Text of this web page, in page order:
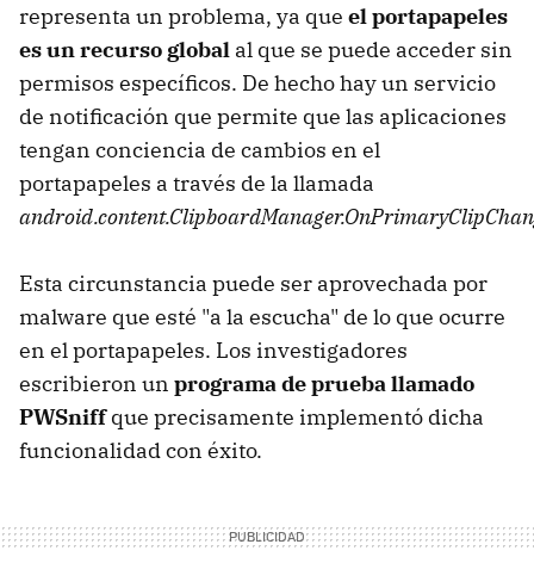
representa un problema, ya que el portapapeles
es un recurso global al que se puede acceder sin
permisos específicos. De hecho hay un servicio
de notificación que permite que las aplicaciones
tengan conciencia de cambios en el
portapapeles a través de la llamada
Esta circunstancia puede ser aprovechada por
malware que esté "a la escucha" de lo que ocurre
en el portapapeles. Los investigadores
escribieron un programa de prueba llamado
PWSniffque precisamente implementó dicha
funcionalidad con éxito.